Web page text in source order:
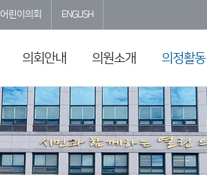
어린이의회 ENGLISH
의회안내 의원소개 의정활동